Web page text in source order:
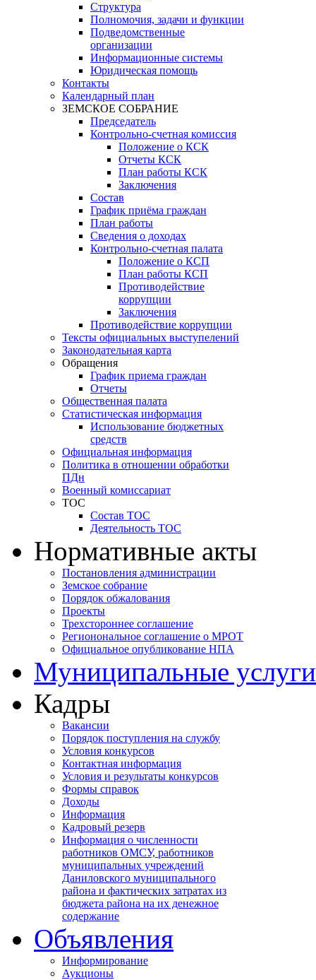
Структура
Полномочия, задачи и функции
Подведомственные
организации
Информационные системы
Юридическая помощь
Контакты
Календарный план
ЗЕМСКОЕ СОБРАНИЕ
Председатель
Контрольно-счетная комиссия
Положение о КСК
Отчеты КСК
План работы КСК
Заключения
Состав
График приёма граждан
План работы
Сведения о доходах
Контрольно-счетная палата
Положение о КСП
План работы КСП
Противодействие
коррупции
Заключения
Противодействие коррупции
Тексты официальных выступелений
Законодательная карта
Обращения
График приема граждан
Отчеты
Общественная палата
Статистическая информация
Использование бюджетных
средств
Официальная информация
Политика в отношении обработки
ПДн
Военный комиссариат
ТОС
Состав ТОС
Деятельность ТОС
Нормативные акты
Постановления администрации
Земское собрание
Порядок обжалования
Проекты
Трехстороннее соглашение
Регионональное соглашение о МРОТ
Официальное опубликование НПА
Муниципальные услуги
Кадры
Вакансии
Порядок поступления на службу
Условия конкурсов
Контактная информация
Условия и результаты конкурсов
Формы справок
Доходы
Информация
Кадровый резерв
Информация о численности
работников ОМСУ, работников
муниципальных учреждений
Даниловского муниципального
района и фактических затратах из
бюджета района на их денежное
содержание
Объявления
Информирование
Аукционы